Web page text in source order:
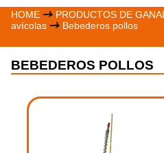
HOME PRODUCTOS DE
avícolas
Bebederos pollos
BEBEDEROS POLLOS